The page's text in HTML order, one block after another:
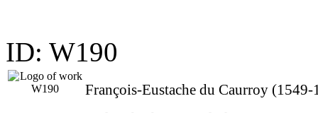
ID: W190
François-Eustache du Caurroy (1549-